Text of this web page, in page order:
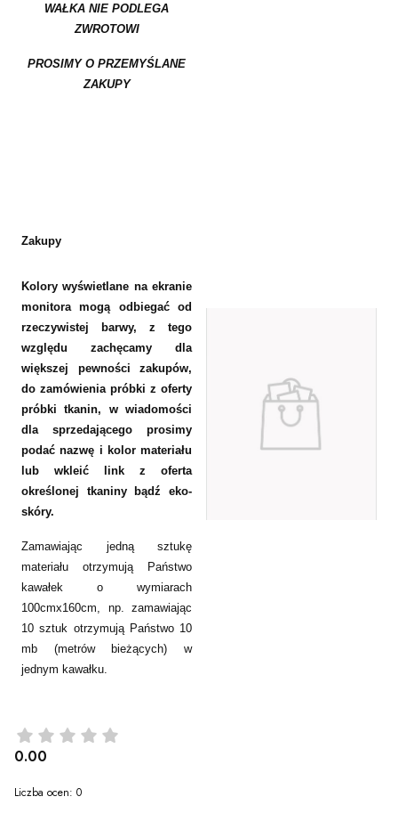
WAŁKA NIE PODLEGA
ZWROTOWI
PROSIMY O PRZEMYŚLANE
ZAKUPY
Zakupy
Kolory wyświetlane na ekranie
monitora mogą odbiegać od
rzeczywistej barwy, z tego
względu zachęcamy dla
większej pewności zakupów,
do zamówienia próbki z oferty
próbki tkanin, w wiadomości
dla sprzedającego prosimy
podać nazwę i kolor materiału
lub wkleić link z oferta
określonej tkaniny bądź eko-
skóry.
Zamawiając jedną sztukę
materiału otrzymują Państwo
kawałek o wymiarach
100cmx160cm, np. zamawiając
10 sztuk otrzymują Państwo 10
mb (metrów bieżących) w
jednym kawałku.
0.00
Liczba ocen: 0